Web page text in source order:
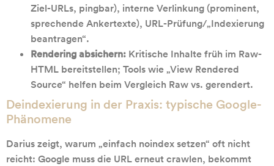
Ziel-URLs, pingbar), interne Verlinkung (prominent,
sprechende Ankertexte), URL-Prüfung/„Indexierung
beantragen“.
Rendering absichern: Kritische Inhalte früh im Raw-
HTML bereitstellen; Tools wie „View Rendered
Source“ helfen beim Vergleich Raw vs. gerendert.
Deindexierung in der Praxis: typische Google-
Phänomene
Darius zeigt, warum „einfach noindex setzen“ oft nicht
reicht: Google muss die URL erneut crawlen, bekommt